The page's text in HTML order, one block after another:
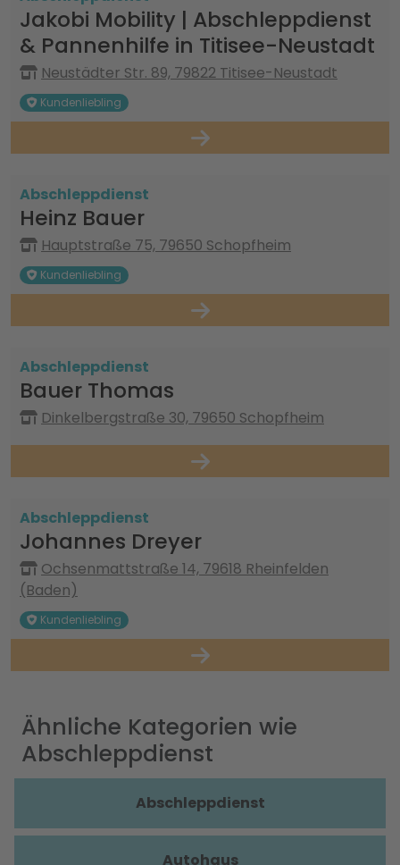
Jakobi Mobility | Abschleppdienst
& Pannenhilfe in Titisee-Neustadt
Neustädter Str. 89, 79822 Titisee-Neustadt
Kundenliebling
Abschleppdienst
Heinz Bauer
Hauptstraße 75, 79650 Schopfheim
Kundenliebling
Abschleppdienst
Bauer Thomas
Dinkelbergstraße 30, 79650 Schopfheim
Abschleppdienst
Johannes Dreyer
Ochsenmattstraße 14, 79618 Rheinfelden
(Baden)
Kundenliebling
Ähnliche Kategorien wie
Abschleppdienst
Abschleppdienst
Autohaus